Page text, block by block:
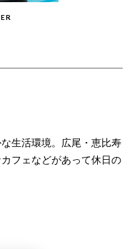
生活環境。広尾・恵比寿
フェなどがあって休日の